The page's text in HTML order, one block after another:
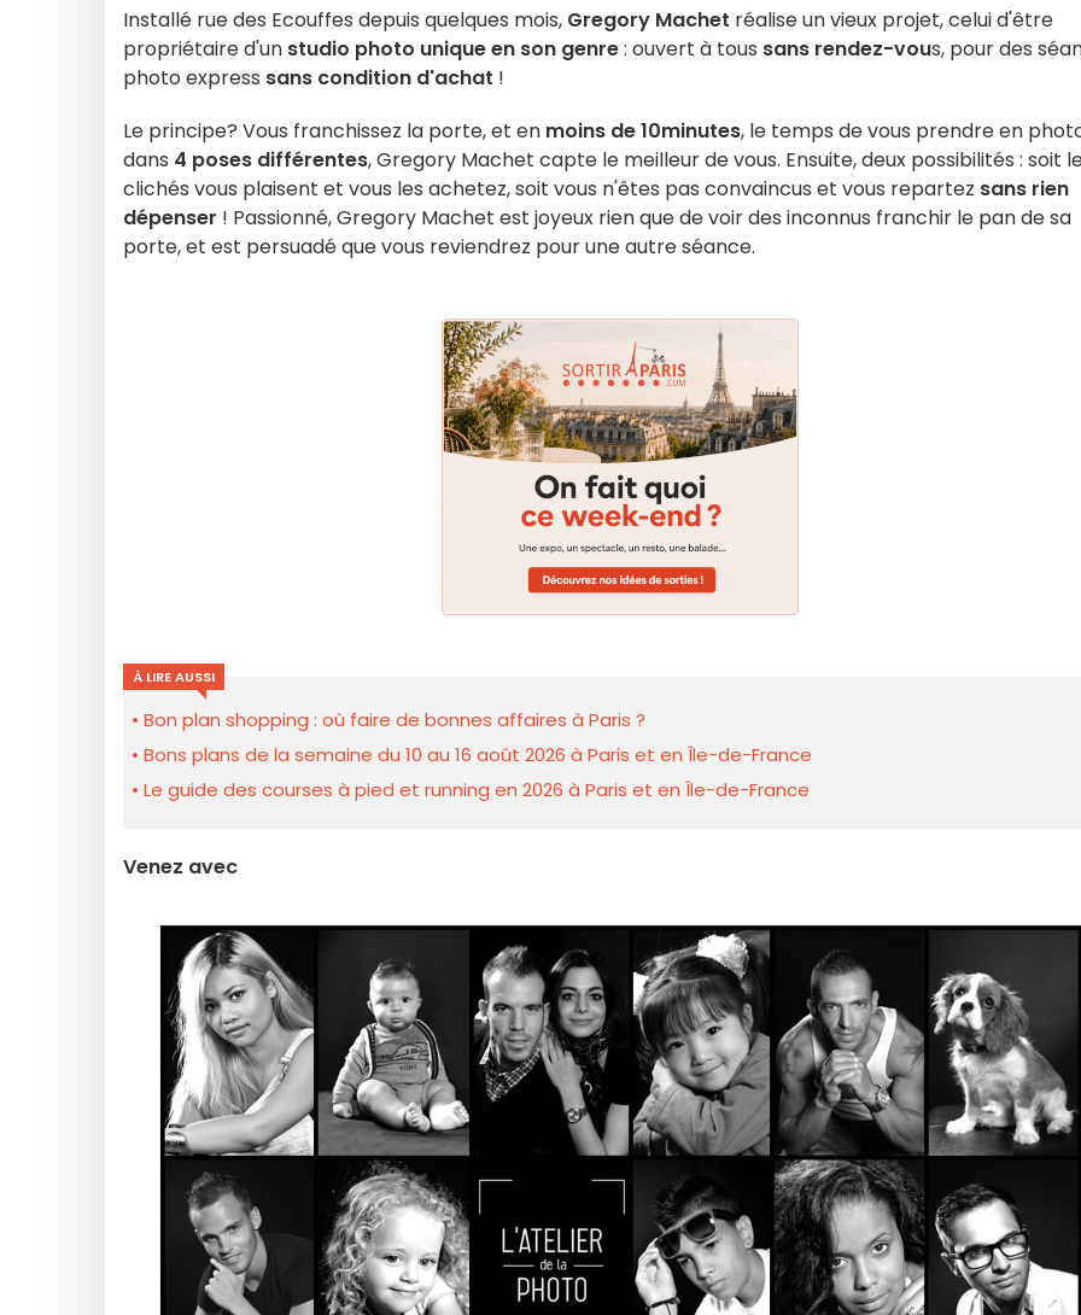
Installé rue des Ecouffes depuis quelques mois, Gregory Machet réalise un vieux projet, celui d'être
propriétaire d'un studio photo unique en son genre: ouvert à tous sans rendez-vous, pour des
photo express sans condition d'achat !
Le principe? Vous franchissez la porte, et en moins de 10minutes, le temps de vous prendre en
dans 4 poses différentes, Gregory Machet capte le meilleur de vous. Ensuite, deux possibilités : soit
clichés vous plaisent et vous les achetez, soit vous n'êtes pas convaincus et vous repartez sans rien
dépenser ! Passionné, Gregory Machet est joyeux rien que de voir des inconnus franchir le pan de sa
porte, et est persuadé que vous reviendrez pour une autre séance.
À LIRE AUSSI
Bon plan shopping : où faire de bonnes affaires à Paris ?
Bons plans de la semaine du 10 au 16 août 2026 à Paris et en Île-de-France
Le guide des courses à pied et running en 2026 à Paris et en Île-de-France
Venez avec